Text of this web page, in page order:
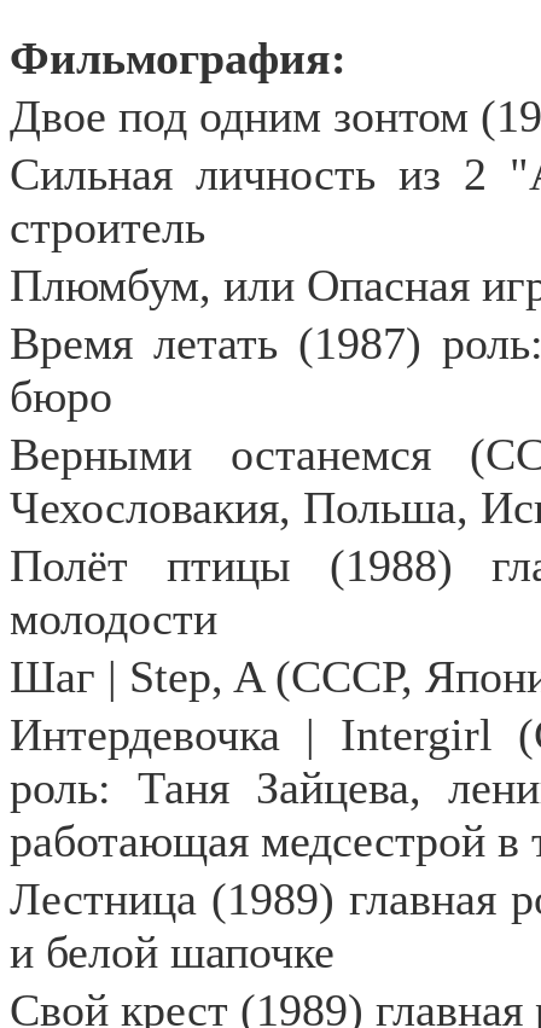
Фильмография:
Двое под одним зонтом
Сильная личность из 2
строитель
Плюмбум, или Опасная
Время летать (1987)
бюро
Верными останемся
Чехословакия, Польша,
Полёт птицы (1988)
молодости
Шаг | Step, A (СССР,
Интердевочка | Intergirl
роль: Таня Зайцева,
работающая медсестрой в
Лестница (1989) главная
и белой шапочке
Свой крест (1989)